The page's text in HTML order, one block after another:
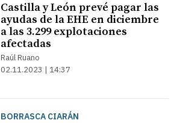
Castilla y León prevé pagar las
ayudas de la EHE en diciembre
a las 3.299 explotaciones
afectadas
Raúl Ruano
02.11.2023 | 14:37
BORRASCA CIARÁN